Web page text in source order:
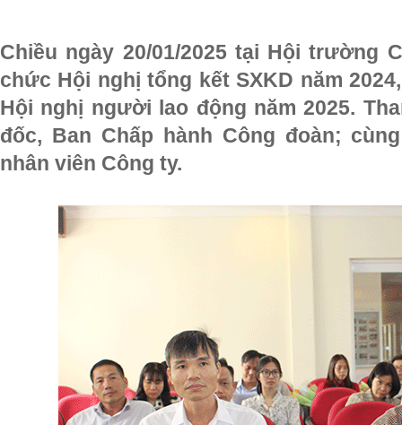
Chiều ngày 20/01/2025 tại Hội trường
chức Hội nghị tổng kết SXKD năm
Hội nghị người lao động năm 2025.
đốc, Ban Chấp hành Công đoàn;
nhân viên Công ty.